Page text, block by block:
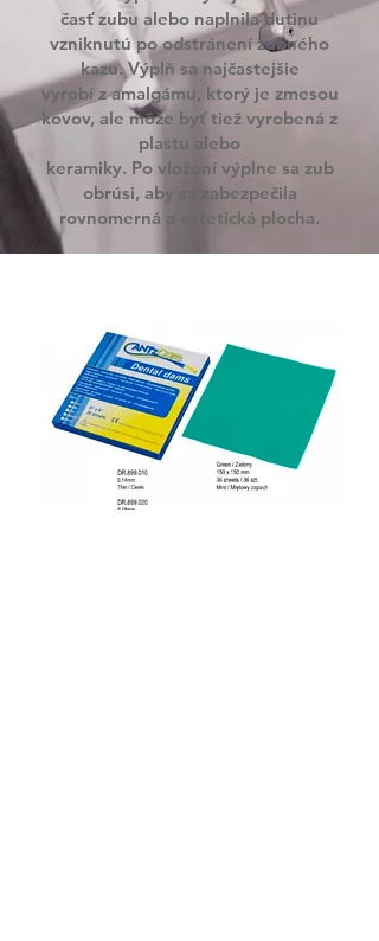
časť zubu alebo naplnila dutinu
vzniknutú po odstránení zubného
kazu. Výplň sa najčastejšie
vyrobí z amalgámu, ktorý je zmesou
kovov, ale môže byť tiež vyrobená z
plastu alebo
keramiky. Po vložení výplne sa zub
obrúsi, aby sa zabezpečila
rovnomerná a estetická plocha.